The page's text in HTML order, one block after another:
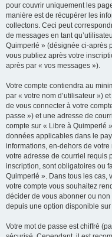
pour couvrir uniquement les
manière est de récupérer les
collectons. Ceci peut
de messages en tant
Quimperlé » (désignée ci-après
vous publiez après votre
après par « vos messages »).
Votre compte contiendra au
par « votre nom d’utilisateur »)
de vous connecter à votre
passe ») et une adresse de
compte sur « Libre à Quimperlé
données applicables dans le
informations, en-dehors de votre
votre adresse de courriel requis
inscription, sont obligatoires ou
Quimperlé ». Dans tous les cas,
votre compte vous souhaitez
décider de vous abonner ou
depuis une option disponible sur
Votre mot de passe est chiffré